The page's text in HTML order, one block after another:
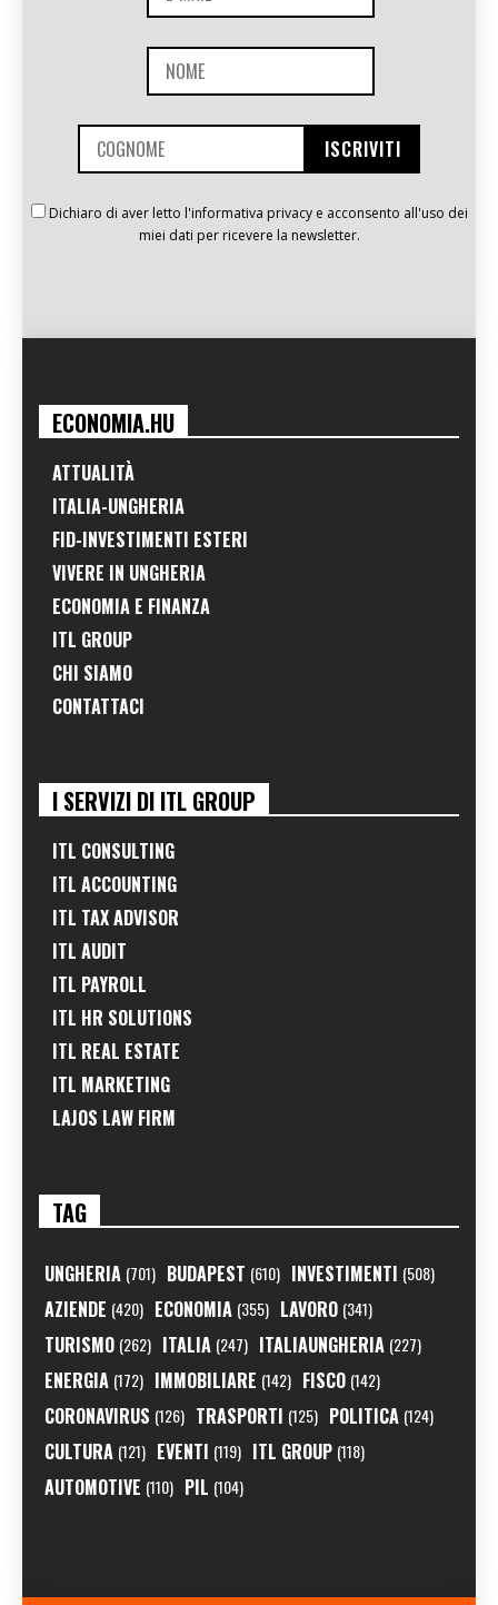
Dichiaro di aver letto l'informativa privacy e acconsento all'uso dei
miei dati per ricevere la newsletter.
ECONOMIA.HU
ATTUALITÀ
ITALIA-UNGHERIA
FID-INVESTIMENTI ESTERI
VIVERE IN UNGHERIA
ECONOMIA E FINANZA
ITL GROUP
CHI SIAMO
CONTATTACI
I SERVIZI DI ITL GROUP
ITL CONSULTING
ITL ACCOUNTING
ITL TAX ADVISOR
ITL AUDIT
ITL PAYROLL
ITL HR SOLUTIONS
ITL REAL ESTATE
ITL MARKETING
LAJOS LAW FIRM
TAG
UNGHERIA (701) BUDAPEST (610) INVESTIMENTI (508)
AZIENDE (420) ECONOMIA (355) LAVORO (341)
TURISMO (262) ITALIA (247) ITALIAUNGHERIA (227)
ENERGIA (172) IMMOBILIARE (142) FISCO (142)
CORONAVIRUS (126) TRASPORTI (125) POLITICA (124)
CULTURA (121) EVENTI (119) ITL GROUP (118)
AUTOMOTIVE (110) PIL (104)